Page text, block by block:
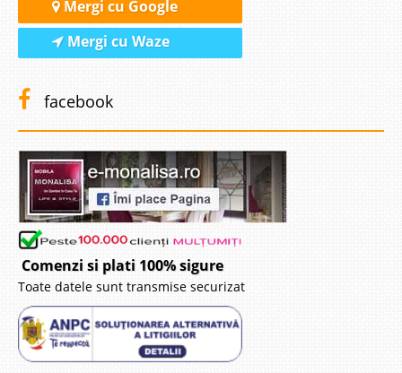
Mergi cu Google
Mergi cu Waze
facebook
Comenzi si plati 100% sigure
Toate datele sunt transmise securizat